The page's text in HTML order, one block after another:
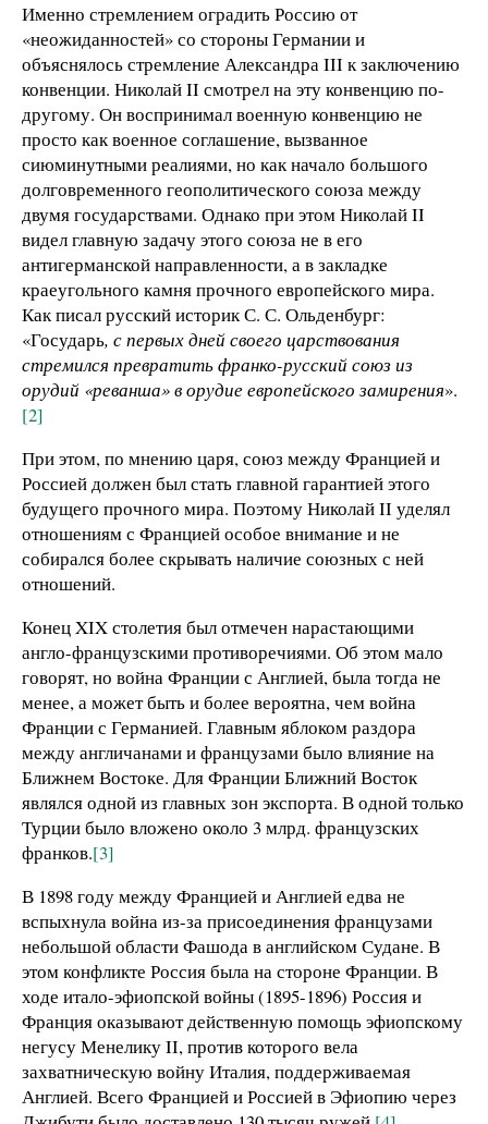
Именно стремлением оградить Россию от
«неожиданностей» со стороны Германии и
объяснялось стремление Александра III к заключению
конвенции. Николай II смотрел на эту конвенцию по-
другому. Он воспринимал военную конвенцию не
просто как военное соглашение, вызванное
сиюминутными реалиями, но как начало большого
долговременного геополитического союза между
двумя государствами. Однако при этом Николай II
видел главную задачу этого союза не в его
антигерманской направленности, а в закладке
краеугольного камня прочного европейского мира.
Как писал русский историк С. С. Ольденбург:
«Государь, с первых дней своего царствования
стремился превратить франко-русский союз из
орудий «реванша» в орудие европейского замирения».
[2]
При этом, по мнению царя, союз между Францией и
Россией должен был стать главной гарантией этого
будущего прочного мира. Поэтому Николай II уделял
отношениям с Францией особое внимание и не
собирался более скрывать наличие союзных с ней
отношений.
Конец XIX столетия был отмечен нарастающими
англо-французскими противоречиями. Об этом мало
говорят, но война Франции с Англией, была тогда не
менее, а может быть и более вероятна, чем война
Франции с Германией. Главным яблоком раздора
между англичанами и французами было влияние на
Ближнем Востоке. Для Франции Ближний Восток
являлся одной из главных зон экспорта. В одной только
Турции было вложено около 3 млрд. французских
франков.[3]
В 1898 году между Францией и Англией едва не
вспыхнула война из-за присоединения французами
небольшой области Фашода в английском Судане. В
этом конфликте Россия была на стороне Франции. В
ходе итало-эфиопской войны (1895-1896) Россия и
Франция оказывают действенную помощь эфиопскому
негусу Менелику II, против которого вела
захватническую войну Италия, поддерживаемая
Англией. Всего Францией и Россией в Эфиопию через